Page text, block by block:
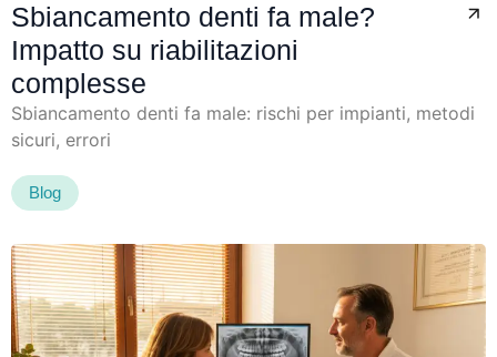
Sbiancamento denti fa male?
Impatto su riabilitazioni
complesse
Sbiancamento denti fa male: rischi per impianti, metodi
sicuri, errori
Blog